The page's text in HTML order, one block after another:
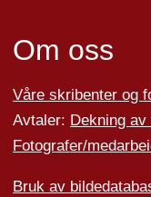
Om oss
Våre skribenter og
Avtaler: Dekning
Fotografer/
Bruk av